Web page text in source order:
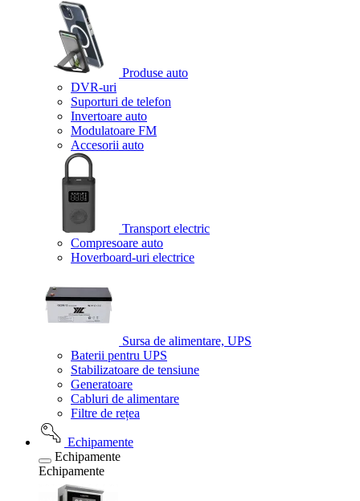
Produse auto
DVR-uri
Suporturi de telefon
Invertoare auto
Modulatoare FM
Accesorii auto
Transport electric
Compresoare auto
Hoverboard-uri electrice
Sursa de alimentare, UPS
Baterii pentru UPS
Stabilizatoare de tensiune
Generatoare
Cabluri de alimentare
Filtre de rețea
Echipamente
Echipamente
Echipamente